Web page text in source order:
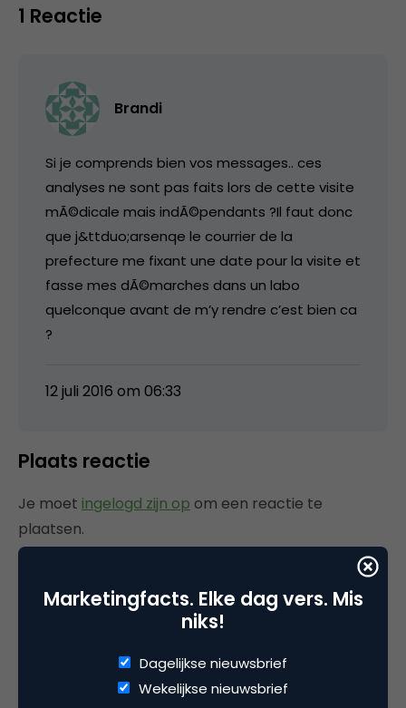
1 Reactie
Brandi
Si je comprends bien vos messages.. ces
analyses ne sont pas faits lors de cette visite
mÃ©dicale mais indÃ©pendants ?Il faut donc
que j&ttduo;arsenqe le courrier de la
prefecture me fixant une date pour la visite et
fasse mes dÃ©marches dans un labo
quelconque avant de m’y rendre c’est bien ca
?
12 juli 2016 om 06:33
Plaats reactie
Je moet ingelogd zijn op om een reactie te
plaatsen.
Gerelateerde artikelen
Marketingfacts Zomercheck –
Durk Bosma
Marketingfacts. Elke dag vers. Mis
niks!
Dagelijkse nieuwsbrief
Wekelijkse nieuwsbrief